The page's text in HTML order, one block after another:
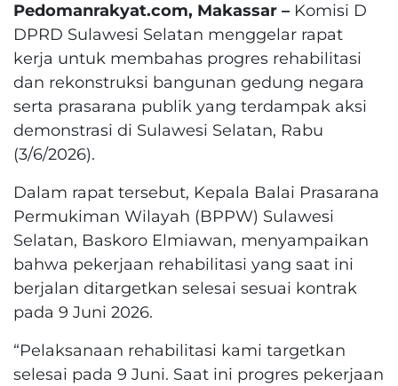
Pedomanrakyat.com, Makassar – Komisi D
DPRD Sulawesi Selatan menggelar rapat
kerja untuk membahas progres rehabilitasi
dan rekonstruksi bangunan gedung negara
serta prasarana publik yang terdampak aksi
demonstrasi di Sulawesi Selatan, Rabu
(3/6/2026).
Dalam rapat tersebut, Kepala Balai Prasarana
Permukiman Wilayah (BPPW) Sulawesi
Selatan, Baskoro Elmiawan, menyampaikan
bahwa pekerjaan rehabilitasi yang saat ini
berjalan ditargetkan selesai sesuai kontrak
pada 9 Juni 2026.
“Pelaksanaan rehabilitasi kami targetkan
selesai pada 9 Juni. Saat ini progres pekerjaan